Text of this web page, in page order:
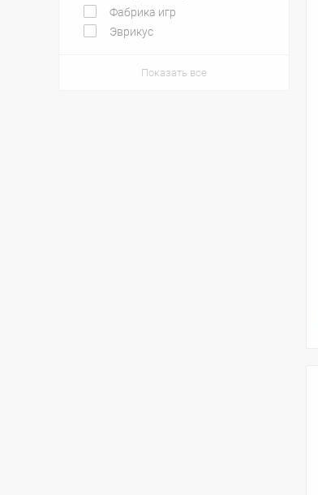
Фабрика игр
Эврикус
Показать все